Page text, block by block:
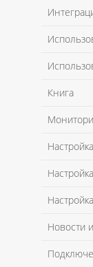
Книга
Новости